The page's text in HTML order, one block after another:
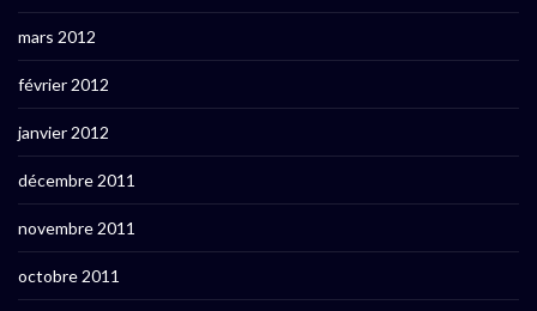
mars 2012
février 2012
janvier 2012
décembre 2011
novembre 2011
octobre 2011